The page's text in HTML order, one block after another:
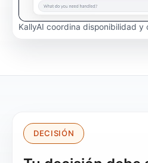
KallyAI coordina disponibilidad y
DECISIÓN